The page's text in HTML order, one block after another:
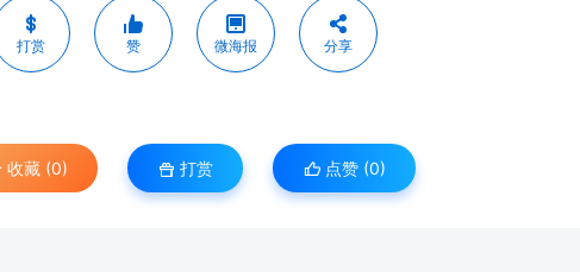
打赏 赞 微海报 分享
收藏 (0) 打赏 点赞 (0)